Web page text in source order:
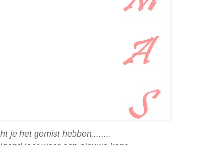
je het gemist hebben........